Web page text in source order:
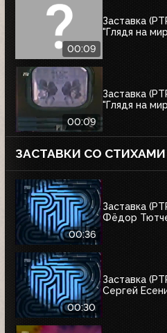
00:09
Заставка
"Глядя на
00:09
Заставка
"Глядя на
ЗАСТАВКИ СО
00:36
Заставка
Фёдор
00:30
Заставка
Сергей